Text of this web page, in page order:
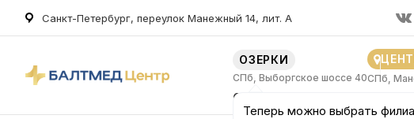
Санкт-Петербург, переулок Манежный 14, лит. А
ОЗЕРКИ
СПб, Выборгское шоссе 40СПб,
Теперь можно выбрать
О клинике